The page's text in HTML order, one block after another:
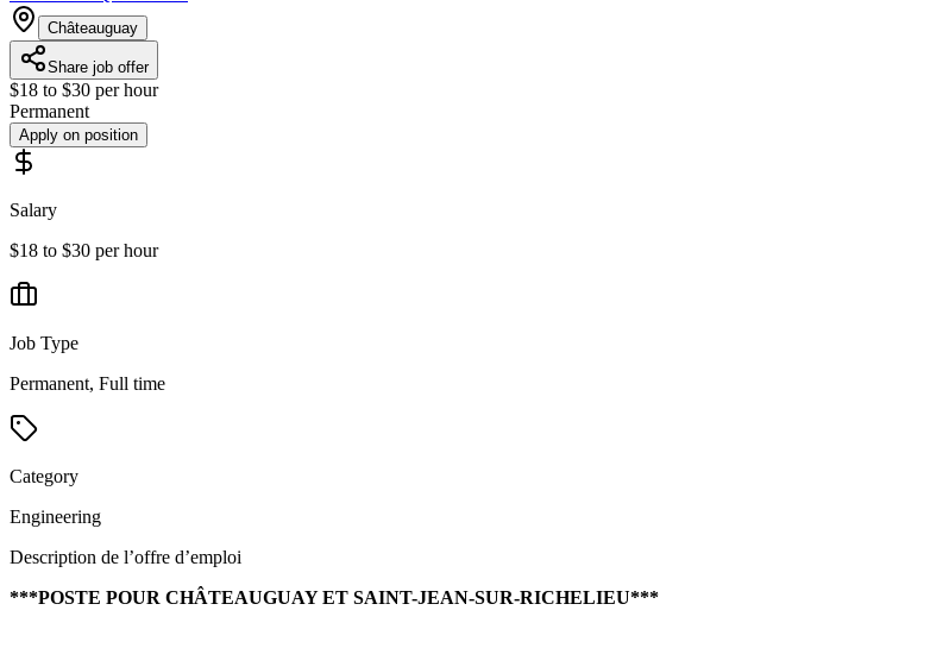
Châteauguay
Share job offer
$18 to $30 per hour
Permanent
Apply on position
Salary
$18 to $30 per hour
Job Type
Permanent, Full time
Category
Engineering
Description de l’offre d’emploi
***POSTE POUR CHÂTEAUGUAY ET SAINT-JEAN-SUR-RICHELIEU***